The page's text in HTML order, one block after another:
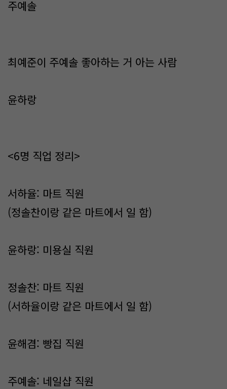
주예솔
최예준이 주예솔 좋아하는 거 아는 사람
윤하랑
<6명 직업 정리>
서하율: 마트 직원
(정솔찬이랑 같은 마트에서 일 함)
윤하랑: 미용실 직원
정솔찬: 마트 직원
(서하율이랑 같은 마트에서 일 함)
윤해겸: 빵집 직원
주예솔: 네일샵 직원